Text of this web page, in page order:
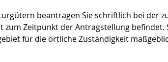
beantragen Sie schriftlich bei der
zum Zeitpunkt der Antragstellung befindet.
für die örtliche Zuständigkeit